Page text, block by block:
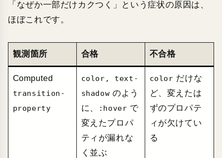
「なぜか一部だけカクつく」という症状の原因は、
ほぼこれです。
観測箇所 合格 不合格
Computed
transition-
property
color, text-
shadow のよう
に、
:hover で
変えたプロパ
ティが漏れな
く並ぶ
color だけな
ど、変えたは
ずのプロパテ
ィが欠けてい
る